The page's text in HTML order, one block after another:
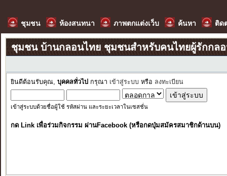
ชุมชน ห้องสนทนา ภาพตกแต่งเว็บ ค้นหา ติด
ชุมชน บ้านกลอนไทย ชุมชนสำหรับคนไทยผู้รักกล
ยินดีต้อนรับคุณ, บุคคลทั่วไป กรุณา เข้าสู่ระบบ หรือ ลงทะเบียน
เข้าสู่ระบบด้วยชื่อผู้ใช้ รหัสผ่าน และระยะเวลาในเซสชั่น
กด Link เพื่อร่วมกิจกรรม ผ่านFacebook (หรือกดปุ่มสมัครสมาชิกด้านบน)